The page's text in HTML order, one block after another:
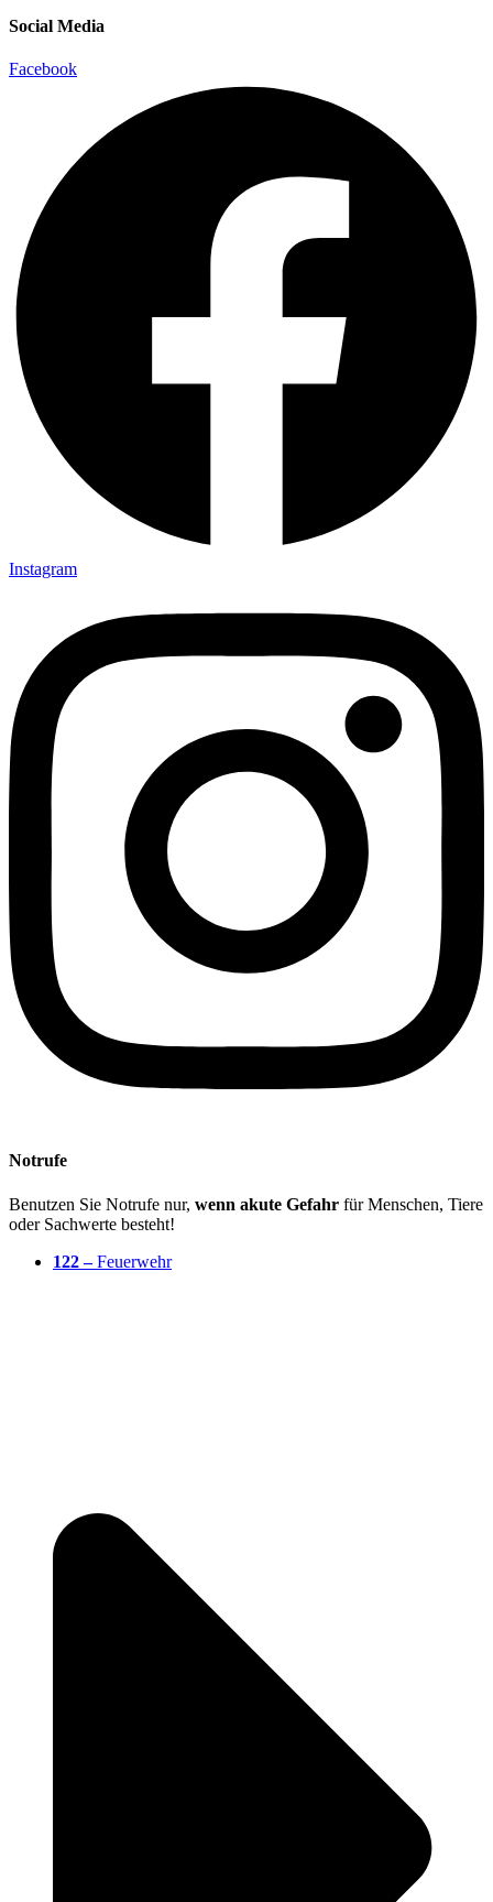
Social Media
Facebook
Instagram
Notrufe
Benutzen Sie Notrufe nur, wenn akute Gefahr für Menschen, Tiere
oder Sachwerte besteht!
122 –Feuerwehr